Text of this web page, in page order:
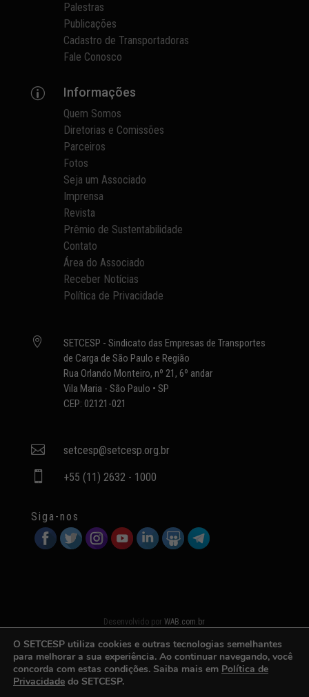
Palestras
Publicações
Cadastro de Transportadoras
Fale Conosco
p Informações
Quem Somos
Diretorias e Comissões
Parceiros
Fotos
Seja um Associado
Imprensa
Revista
Prêmio de Sustentabilidade
Contato
Área do Associado
Receber Notícias
Política de Privacidade

SETCESP - Sindicato das Empresas de Transportes
de Carga de São Paulo e Região
Rua Orlando Monteiro, nº 21, 6º andar
Vila Maria - São Paulo • SP
CEP: 02121-021
 setcesp@setcesp.org.br
 +55 (11) 2632 - 1000
Siga-nos
Desenvolvido porWAB.com.br
O SETCESP utiliza cookies e outras tecnologias semelhantes
para melhorar a sua experiência. Ao continuar navegando, você
concorda com estas condições. Saiba mais em Política de
Privacidade do SETCESP.